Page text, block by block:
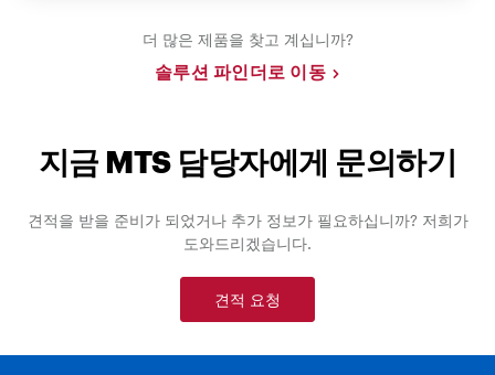
더 많은 제품을 찾고 계십니까?
솔루션 파인더로 이동
지금 MTS 담당자에게 문의하기
견적을 받을 준비가 되었거나 추가 정보가 필요하십니까? 저희가
도와드리겠습니다.
견적 요청